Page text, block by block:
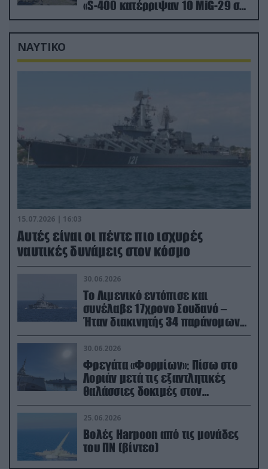
«S-400 κατέρριψαν 10 MiG-29 σε
μόλις μια μέρα!»
ΝΑΥΤΙΚΟ
15.07.2026 | 16:03
Aυτές είναι οι πέντε πιο ισχυρές
ναυτικές δυνάμεις στον κόσμο
30.06.2026
Το Λιμενικό εντόπισε και
συνέλαβε 17χρονο Σουδανό –
Ήταν διακινητής 34 παράνομων
μεταναστών
30.06.2026
Φρεγάτα «Φορμίων»: Πίσω στο
Λοριάν μετά τις εξαντλητικές
θαλάσσιες δοκιμές στον
απαιτητικό Βισκαϊκό
25.06.2026
Βολές Harpoon από τις μονάδες
του ΠΝ (βίντεο)